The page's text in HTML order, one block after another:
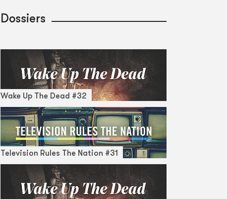
Dossiers
Wake Up The Dead #32
Television Rules The Nation #31